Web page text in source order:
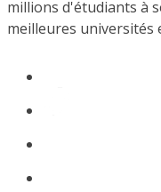
millions d'étudiants à
meilleures universités